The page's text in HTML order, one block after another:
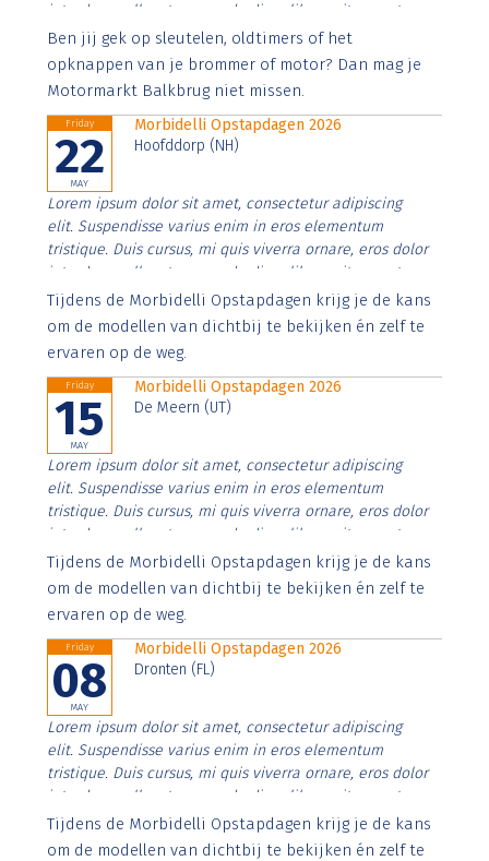
interdum nulla, ut commodo diam libero vitae erat.
Aenean faucibus nibh et justo cursus id rutrum lorem
imperdiet. Nunc ut sem vitae risus tristique posuere.
Ben jij gek op sleutelen, oldtimers of het
opknappen van je brommer of motor? Dan mag je
Motormarkt Balkbrug niet missen.
Friday
22
MAY
Morbidelli Opstapdagen 2026
Hoofddorp (NH)
Lorem ipsum dolor sit amet, consectetur adipiscing
elit. Suspendisse varius enim in eros elementum
tristique. Duis cursus, mi quis viverra ornare, eros dolor
interdum nulla, ut commodo diam libero vitae erat.
Aenean faucibus nibh et justo cursus id rutrum lorem
imperdiet. Nunc ut sem vitae risus tristique posuere.
Tijdens de Morbidelli Opstapdagen krijg je de kans
om de modellen van dichtbij te bekijken én zelf te
ervaren op de weg.
Friday
15
MAY
Morbidelli Opstapdagen 2026
De Meern (UT)
Lorem ipsum dolor sit amet, consectetur adipiscing
elit. Suspendisse varius enim in eros elementum
tristique. Duis cursus, mi quis viverra ornare, eros dolor
interdum nulla, ut commodo diam libero vitae erat.
Aenean faucibus nibh et justo cursus id rutrum lorem
imperdiet. Nunc ut sem vitae risus tristique posuere.
Tijdens de Morbidelli Opstapdagen krijg je de kans
om de modellen van dichtbij te bekijken én zelf te
ervaren op de weg.
Friday
08
MAY
Morbidelli Opstapdagen 2026
Dronten (FL)
Lorem ipsum dolor sit amet, consectetur adipiscing
elit. Suspendisse varius enim in eros elementum
tristique. Duis cursus, mi quis viverra ornare, eros dolor
interdum nulla, ut commodo diam libero vitae erat.
Aenean faucibus nibh et justo cursus id rutrum lorem
imperdiet. Nunc ut sem vitae risus tristique posuere.
Tijdens de Morbidelli Opstapdagen krijg je de kans
om de modellen van dichtbij te bekijken én zelf te